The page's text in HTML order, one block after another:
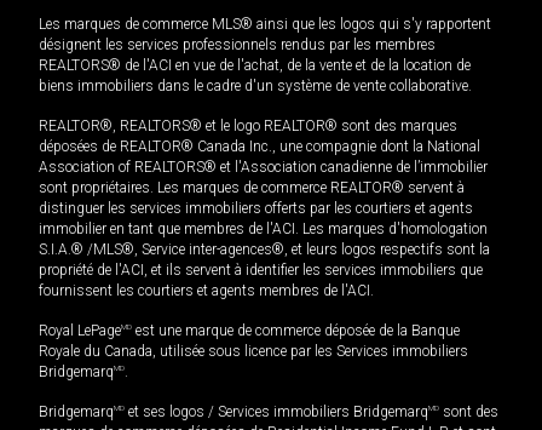
Les marques de commerce MLS® ainsi que les logos qui s'y rapportent
désignent les services professionnels rendus par les membres
REALTORS® de l'ACI en vue de l'achat, de la vente et de la location de
biens immobiliers dans le cadre d'un système de vente collaborative.
REALTOR®, REALTORS® et le logo REALTOR® sont des marques
déposées de REALTOR® Canada Inc., une compagnie dont la National
Association of REALTORS® et l'Association canadienne de l’immobilier
sont propriétaires. Les marques de commerce REALTOR® servent à
distinguer les services immobiliers offerts par les courtiers et agents
immobilier en tant que membres de l'ACI. Les marques d'homologation
S.I.A.® /MLS®, Service inter-agences®, et leurs logos respectifs sont la
propriété de l'ACI, et ils servent à identifier les services immobiliers que
fournissent les courtiers et agents membres de l'ACI.
Royal LePageMD est une marque de commerce déposée de la Banque
Royale du Canada, utilisée sous licence par les Services immobiliers
BridgemarqMD.
BridgemarqMD et ses logos / Services immobiliers BridgemarqMD sont des